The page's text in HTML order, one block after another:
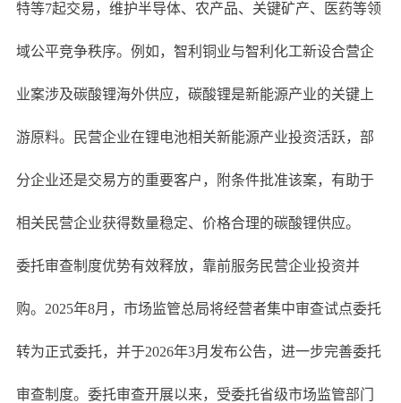
特等7起交易，维护半导体、农产品、关键矿产、医药等领
域公平竞争秩序。例如，智利铜业与智利化工新设合营企
业案涉及碳酸锂海外供应，碳酸锂是新能源产业的关键上
游原料。民营企业在锂电池相关新能源产业投资活跃，部
分企业还是交易方的重要客户，附条件批准该案，有助于
相关民营企业获得数量稳定、价格合理的碳酸锂供应。
委托审查制度优势有效释放，靠前服务民营企业投资并
购。2025年8月，市场监管总局将经营者集中审查试点委托
转为正式委托，并于2026年3月发布公告，进一步完善委托
审查制度。委托审查开展以来，受委托省级市场监管部门